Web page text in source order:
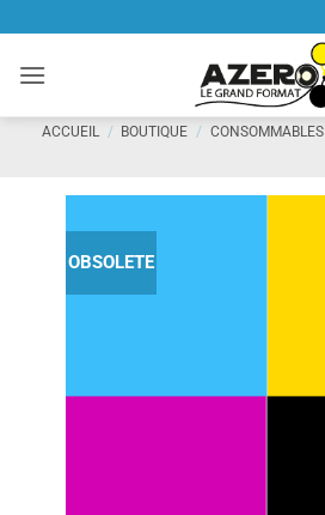
contenu
ACCUEIL / BOUTIQUE / CONSOMMABLES
OBSOLETE